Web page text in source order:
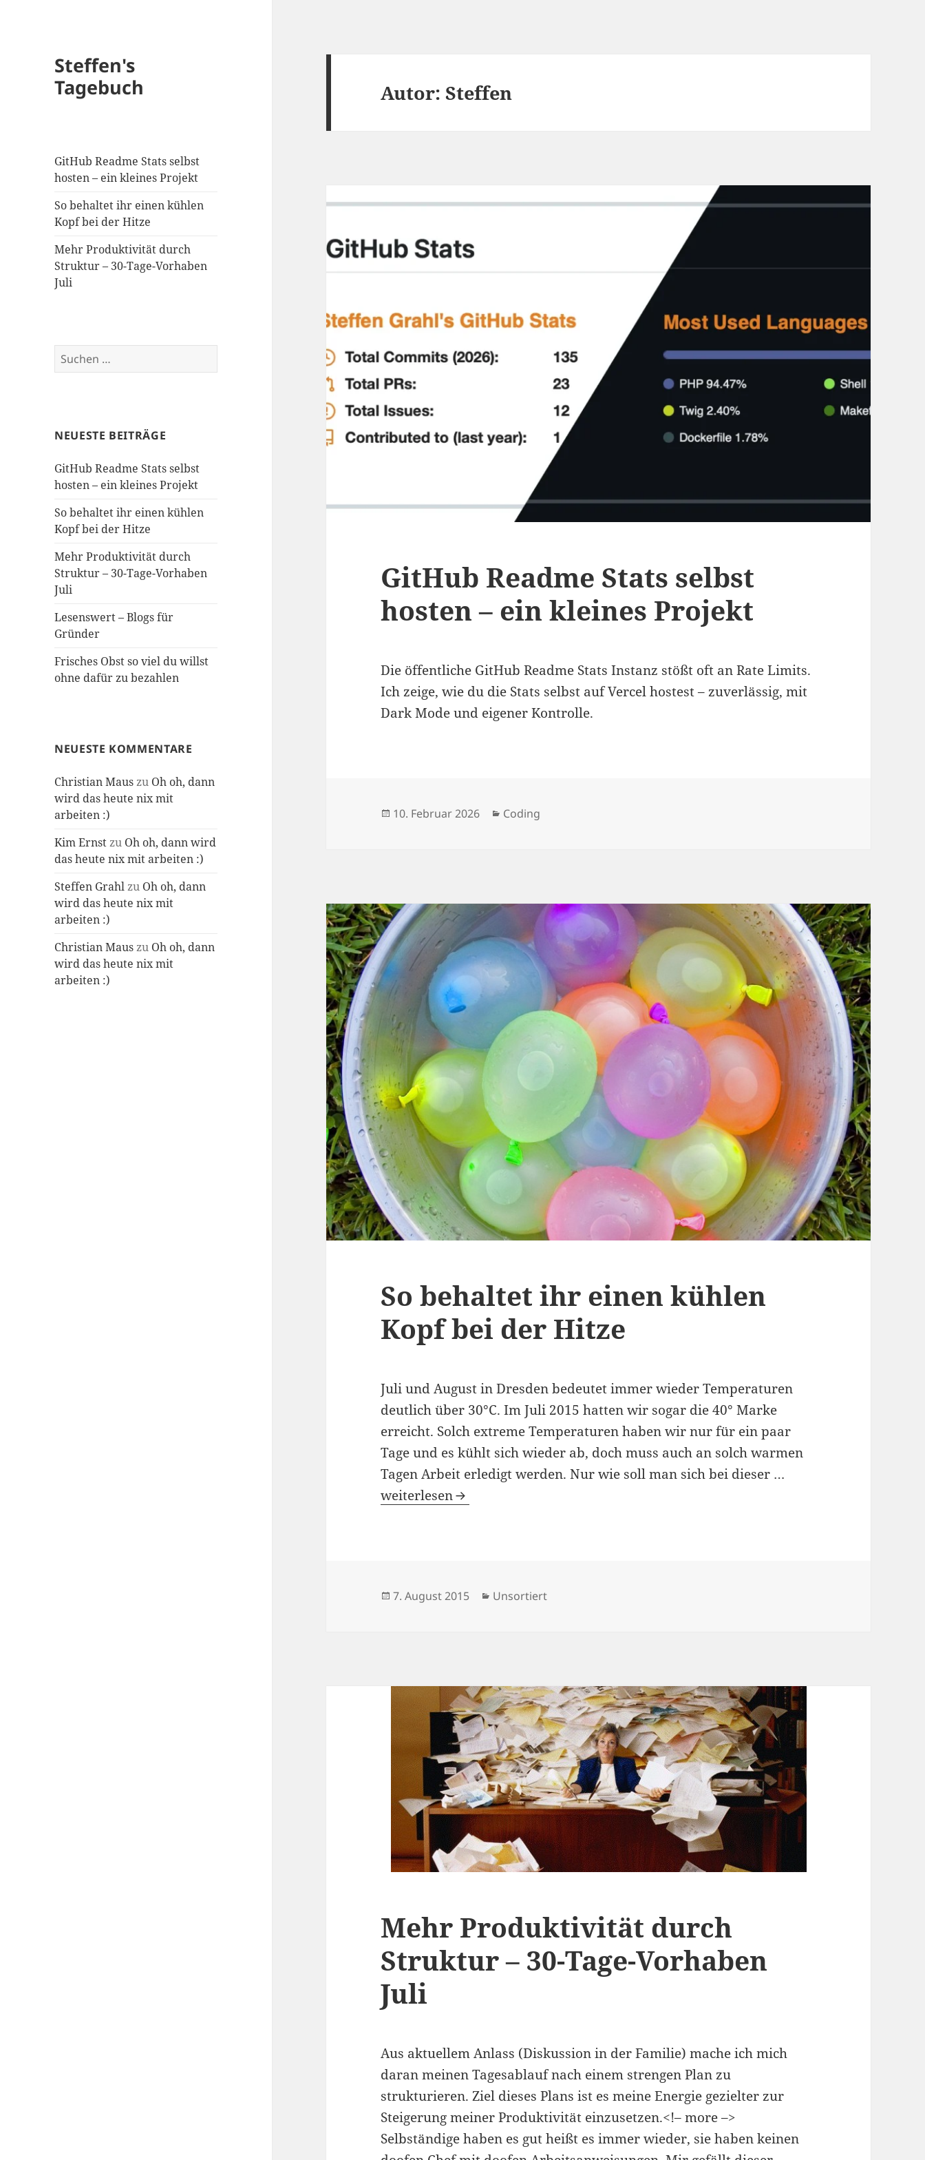
Steffen's
Tagebuch
GitHub Readme Stats selbst
hosten – ein kleines Projekt
So behaltet ihr einen kühlen
Kopf bei der Hitze
Mehr Produktivität durch
Struktur – 30-Tage-Vorhaben
Juli
Suchen
nach:
NEUESTE BEITRÄGE
GitHub Readme Stats selbst
hosten – ein kleines Projekt
So behaltet ihr einen kühlen
Kopf bei der Hitze
Mehr Produktivität durch
Struktur – 30-Tage-Vorhaben
Juli
Lesenswert – Blogs für
Gründer
Frisches Obst so viel du willst
ohne dafür zu bezahlen
NEUESTE KOMMENTARE
Christian Mauszu Oh oh, dann
wird das heute nix mit
arbeiten :)
Kim Ernstzu Oh oh, dann wird
das heute nix mit arbeiten :)
Steffen Grahlzu Oh oh, dann
wird das heute nix mit
arbeiten :)
Christian Mauszu Oh oh, dann
wird das heute nix mit
arbeiten :)
Autor:Steffen
GitHub Readme Stats selbst
hosten – ein kleines Projekt
Die öffentliche GitHub Readme Stats Instanz stößt oft an Rate Limits.
Ich zeige, wie du die Stats selbst auf Vercel hostest – zuverlässig, mit
Dark Mode und eigener Kontrolle.
Veröffentlicht
10. Februar 2026 Kategorien
Coding
So behaltet ihr einen kühlen
Kopf bei der Hitze
Juli und August in Dresden bedeutet immer wieder Temperaturen
deutlich über 30°C. Im Juli 2015 hatten wir sogar die 40° Marke
erreicht. Solch extreme Temperaturen haben wir nur für ein paar
Tage und es kühlt sich wieder ab, doch muss auch an solch warmen
Tagen Arbeit erledigt werden. Nur wie soll man sich bei dieser …
So behaltet ihr einen kühlen Kopf bei der Hitze
weiterlesen
Veröffentlicht
7. August 2015 Kategorien
Unsortiert
Mehr Produktivität durch
Struktur – 30-Tage-Vorhaben
Juli
Aus aktuellem Anlass (Diskussion in der Familie) mache ich mich
daran meinen Tagesablauf nach einem strengen Plan zu
strukturieren. Ziel dieses Plans ist es meine Energie gezielter zur
Steigerung meiner Produktivität einzusetzen.<!– more –>
Selbständige haben es gut heißt es immer wieder, sie haben keinen